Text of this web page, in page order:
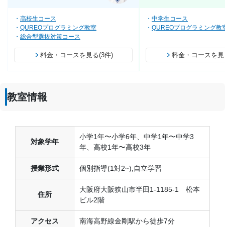
高校生コース
QUREOプログラミング教室
総合型選抜対策コース
料金・コースを見る(3件)
中学生コース
QUREOプログラミング教
料金・コースを
教室情報
対象学年
小学1年〜小学6年、中学1年〜中学3
年、高校1年〜高校3年
授業形式 個別指導(1対2~),自立学習
住所
大阪府大阪狭山市半田1-1185-1 松本
ビル2階
アクセス 南海高野線金剛駅から徒歩7分